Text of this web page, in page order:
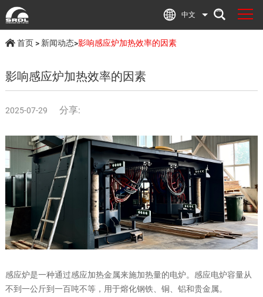
中文
首页> 新闻动态>影响感应炉加热效率的因素
影响感应炉加热效率的因素
2025-07-29 分享:
感应炉是一种通过感应加热金属来施加热量的电炉。感应电炉容量从
不到一公斤到一百吨不等，用于熔化钢铁、铜、铝和贵金属。